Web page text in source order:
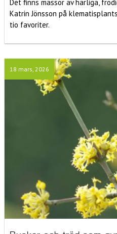
Det finns massor av härliga,
Katrin Jönsson på
tio favoriter.
18 mars, 2026